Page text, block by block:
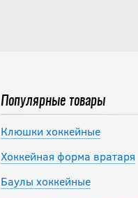
Популярные товары
Клюшки хоккейные
Хоккейная форма вратаря
Баулы хоккейные